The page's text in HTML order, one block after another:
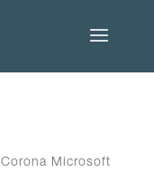
Corona Microsoft